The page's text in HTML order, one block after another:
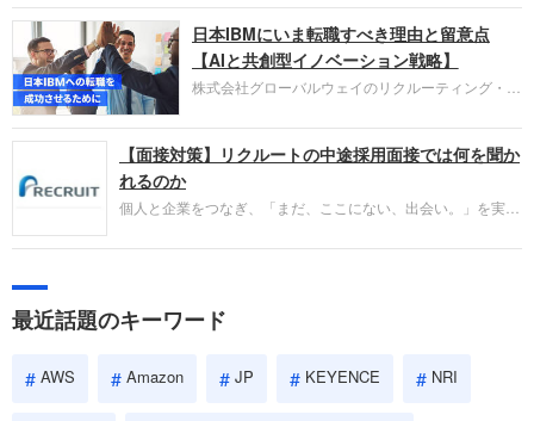
圧倒的な存在感を持つAmazon。中途採用面接では
過去の具体的な業務成果やリーダーシップの発揮、
失敗からの学びが重視され、人間性やカルチャーフ
ィットも評価対象となり、長期的に成長できる仲間
であるかを多角的に審査されます。
日本IBMにいま転職すべき理由と留意点
【AIと共創型イノベーション戦略】
株式会社グローバルウェイのリクルーティング・パ
パーソンが利用する企業口コミサイト「キャリコ
ネ」の転職エージェントがお勧めするイチオシ企業
IBMです。採用面接対策の企業研究にご活用くださ
い。
【面接対策】リクルートの中途採用面接では何を聞か
れるのか
個人と企業をつなぎ、「まだ、ここにない、出会い。」を実現
やこれまでの成果を具体的に問われるほか、「人間性」も評価
しょう。
最近話題のキーワード
AWS Amazon JP KEYENCE NRI